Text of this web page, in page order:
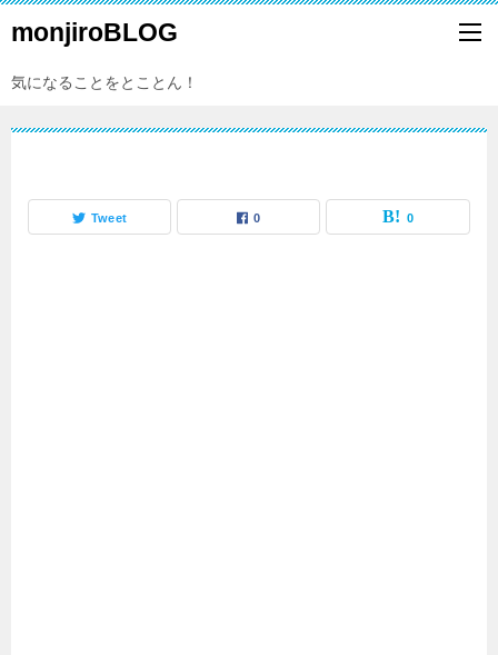
monjiroBLOG
気になることをとことん！
Tweet 0 0